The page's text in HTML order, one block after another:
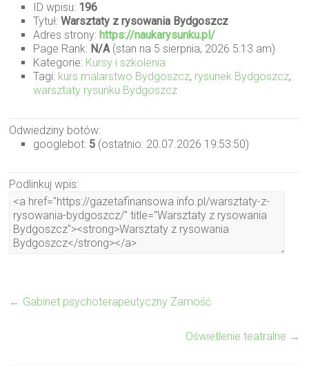
ID wpisu: 196
Tytuł:Warsztaty z rysowania Bydgoszcz
Adres strony: https://naukarysunku.pl/
Page Rank: N/A(stan na 5 sierpnia, 2026 5:13 am)
Kategorie: Kursy i szkolenia
Tagi: kurs malarstwo Bydgoszcz, rysunek Bydgoszcz,
warsztaty rysunku Bydgoszcz
Odwiedziny botów:
googlebot: 5 (ostatnio: 20.07.2026 19:53:50)
Podlinkuj wpis:
← Gabinet psychoterapeutyczny Zamość
Oświetlenie teatralne →